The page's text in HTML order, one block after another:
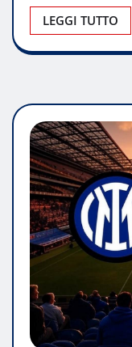
LEGGI TUTTO